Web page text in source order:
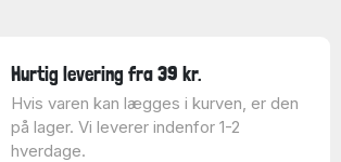
Hurtig levering fra 39 kr.
Hvis varen kan lægges i kurven, er den
på lager. Vi leverer indenfor 1-2
hverdage.